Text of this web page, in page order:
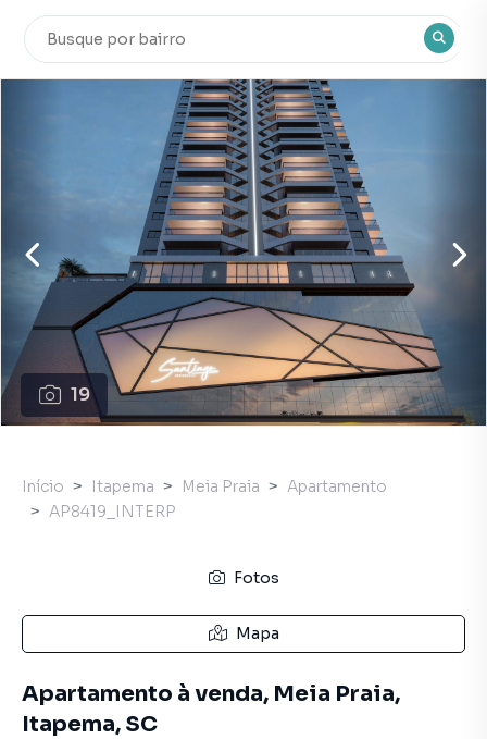
19
Início Itapema Meia Praia
Apartamento
AP8419_INTERP
Fotos
Mapa
Apartamento à venda, Meia Praia,
Itapema, SC